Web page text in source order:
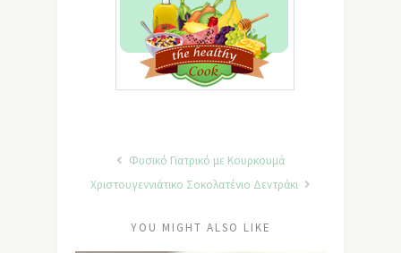
Φυσικό Γιατρικό με Κουρκουμά
Χριστουγεννιάτικο Σοκολατένιο Δεντράκι
YOU MIGHT ALSO LIKE